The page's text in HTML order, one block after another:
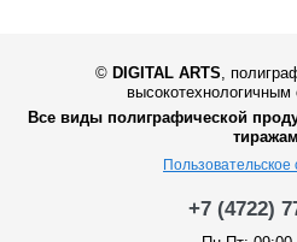
© DIGITAL ARTS
высокотехнологичным
Все виды полиграфической
Пользовательское
+7 (4722)